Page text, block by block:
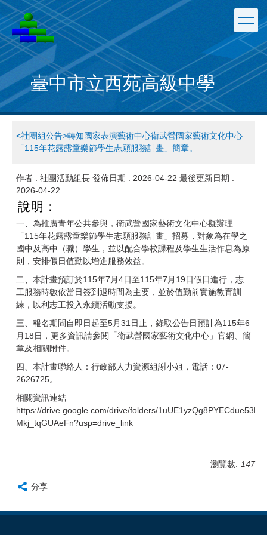
跳
到
主
要
內
容
區
臺中市立西苑高級中學
<社團組公告>轉知國家表演藝術中心衛武營國家藝術文化中心
「115年花露露童樂節學生志願服務計畫」簡章。
作者 : 社團活動組長 發佈日期 : 2026-04-22 最後更新日期 :
2026-04-22
說明：
一、為推廣青年公共參與，衛武營國家藝術文化中心擬辦理
「115年花露露童樂節學生志願服務計畫」招募，對象為在學之
國中及高中（職）學生，並以配合學校課程及學生生活作息為原
則，安排假日值勤以增進服務效益。
二、本計畫預訂於115年7月4日至115年7月19日假日進行，志
工服務時數依當日簽到退時間為主要，並於值勤前實施教育訓
練，以利志工投入永續活動支援。
三、報名期間自即日起至5月31日止，錄取公告日預計為115年6
月18日，更多資訊請參閱「衛武營國家藝術文化中心」官網、簡
章及相關附件。
四、本計畫聯絡人：行政部人力資源組謝小姐，電話：07-
2626725。
相關資訊連結
https://drive.google.com/drive/folders/1uUE1yzQg8PYECdue53N-
Mkj_tqGUAeFn?usp=drive_link
瀏覽數: 147
分享